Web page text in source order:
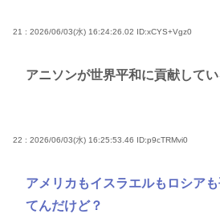
21 : 2026/06/03(水) 16:24:26.02 ID:xCYS+Vgz0
アニソンが世界平和に貢献して
22 : 2026/06/03(水) 16:25:53.46 ID:p9cTRMvi0
アメリカもイスラエルもロシア
てんだけど？